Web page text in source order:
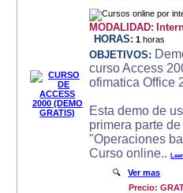
MODALIDAD:
HORAS: 1 horas
OBJETIVOS:
curso Access
ofimatica Office
Esta demo de
primera parte
"Operaciones
Curso online..
🔍Ver mas
Precio: